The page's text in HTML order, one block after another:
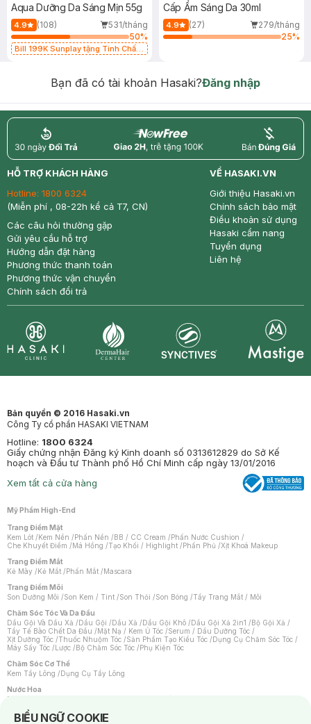
Aqua Dưỡng Da Sáng Mịn 55g
4.9 (108)
531/tháng
50%
Bill 199K Sunplay tặng Tinh Chất
Cấp Ẩm Sáng Da 30ml
4.9 (27)
279/tháng
25%
Bạn đã có tài khoản Hasaki?Đăng nhập
return nowfree price
HỖ TRỢ KHÁCH HÀNG
Hotline: 1800 6324
(Miễn phí , 08-22h kể cả T7, CN)
Các câu hỏi thường gặp
Gửi yêu cầu hỗ trợ
Hướng dẫn đặt hàng
Phương thức thanh toán
Phương thức vận chuyển
Chính sách đổi trả
VỀ HASAKI.VN
Giới thiệu Hasaki.vn
Chính sách bảo mật
Điều khoản sử dụng
Hasaki cẩm nang
Tuyển dụng
Liên hệ
Bản quyền © 2016 Hasaki.vn
Công Ty cổ phần HASAKI VIETNAM
Hotline: 1800 6324
Giấy chứng nhận Đăng ký Kinh doanh số 0313612829 do Sở Kế
hoạch và Đầu tư Thành phố Hồ Chí Minh cấp ngày 13/01/2016
Xem tất cả cửa hàng
Mỹ Phẩm High-End
Trang Điểm Mặt
Kem Lót /Kem Nền /Phấn Nền /BB / CC Cream /Phấn Nước Cushion /
Che Khuyết Điểm /Má Hồng /Tạo Khối / Highlight /Phấn Phủ /Xịt Khoá Makeup
Trang Điểm Mắt
Kẻ Mày /Kẻ Mắt /Phấn Mắt /Mascara
Trang Điểm Môi
Son Dưỡng Môi /Son Kem / Tint /Son Thỏi /Son Bóng /Tẩy Trang Mắt / Môi
Chăm Sóc Tóc Và Da Đầu
Dầu Gội Và Dầu Xả /Dầu Gội /Dầu Xả /Dầu Gội Khô /Dầu Gội Xả 2in1 /Bộ Gội Xả /
Tẩy Tế Bào Chết Da Đầu /Mặt Nạ / Kem Ủ Tóc /Serum / Dầu Dưỡng Tóc /
Xịt Dưỡng Tóc /Thuốc Nhuộm Tóc /Sản Phẩm Tạo Kiểu Tóc /Dụng Cụ Chăm Sóc Tóc /
Máy Sấy Tóc /Lược /Bộ Chăm Sóc Tóc /Phụ Kiện Tóc
Chăm Sóc Cơ Thể
Kem Tẩy Lông /Dụng Cụ Tẩy Lông
Nước Hoa
Nước Hoa Nữ
BIỂU NGỮ COOKIE
Notice about cookies usage